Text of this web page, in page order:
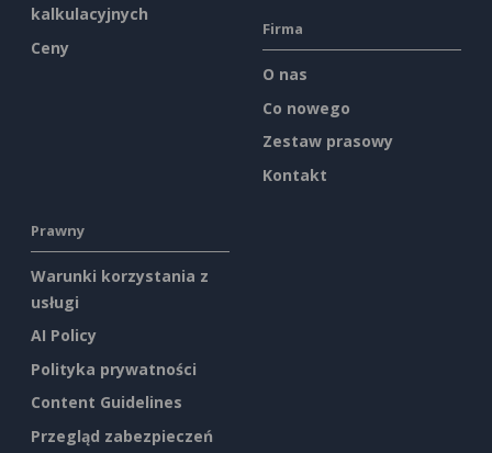
kalkulacyjnych
Ceny
Firma
O nas
Co nowego
Zestaw prasowy
Kontakt
Prawny
Warunki korzystania z
usługi
AI Policy
Polityka prywatności
Content Guidelines
Przegląd zabezpieczeń